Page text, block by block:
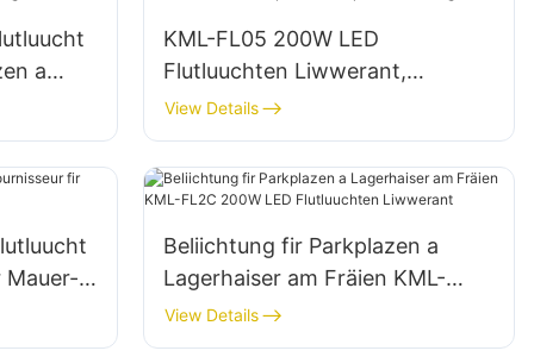
a
KML-FL05 200W LED
Flutluuchten Liwwerant,
Noutfall- a
Katastrophenhëllefsplazbeliichtu
ng
View Details
a
Beliichtung fir Parkplazen a
Lagerhaiser am Fräien KML-
FL2C 200W LED Flutluuchten
Liwwerant
View Details